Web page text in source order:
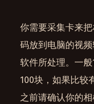
你需要采集卡来
码放到电脑的视
软件所处理。一
100块，如果比较
之前请确认你的相